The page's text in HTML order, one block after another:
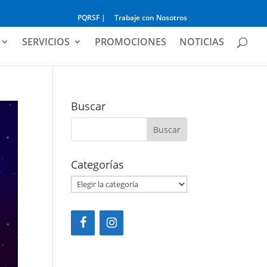
PQRSF | Trabaje con Nosotros
SERVICIOS PROMOCIONES NOTICIAS
Buscar
Categorías
Categorías